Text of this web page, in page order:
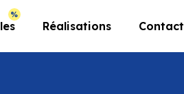
Réalisations Contact